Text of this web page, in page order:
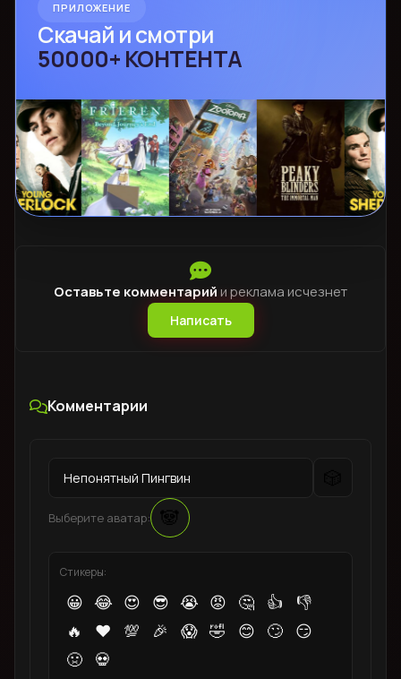
ПРИЛОЖЕНИЕ
Скачай и смотри
50000+ КОНТЕНТА
Оставьте комментарийи реклама исчезнет
Написать
Комментарии
Выберите аватар:
Стикеры:
😀 😂 😍 😎 😭 😡 🤔 👍
👎
🔥
❤️ 💯 🎉 😱 🤣 😊 🙄
😏
🤢
💀